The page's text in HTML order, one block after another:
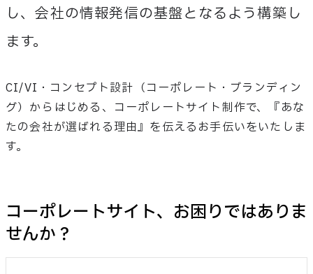
し、会社の情報発信の基盤となるよう構築し
ます。
CI/VI・コンセプト設計（コーポレート・ブランディン
グ）からはじめる、コーポレートサイト制作で、『あな
たの会社が選ばれる理由』を伝えるお手伝いをいたしま
す。
コーポレートサイト、お困りではありま
せんか？